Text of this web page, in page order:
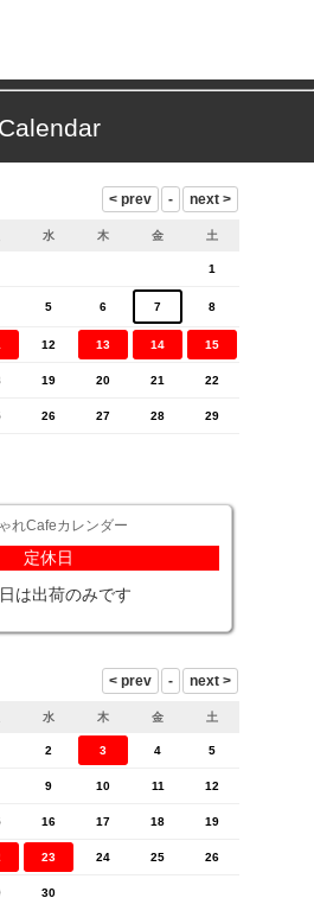
Calendar
水 木 金 土
1
5 6 7 8
12 13 14 15
19 20 21 22
26 27 28 29
れCafeカレンダー
定休日
は出荷のみです
水 木 金 土
2 3 4 5
9 10 11 12
16 17 18 19
23 24 25 26
30